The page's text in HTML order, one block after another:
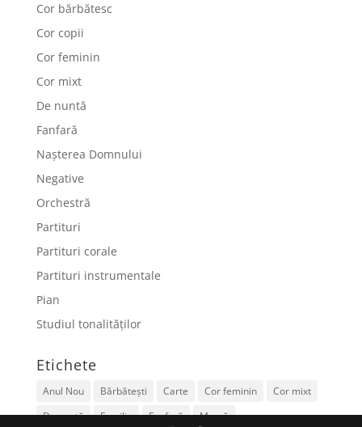
Cor bărbătesc
Cor copii
Cor feminin
Cor mixt
De nuntă
Fanfară
Nașterea Domnului
Negative
Orchestră
Partituri
Partituri corale
Partituri instrumentale
Pian
Studiul tonalităților
Etichete
Anul Nou Bărbătești Carte Cor feminin
Cor mixt
De nuntă
Familie Fanfară Mamă